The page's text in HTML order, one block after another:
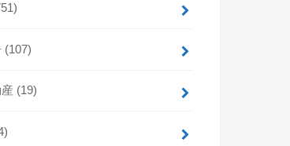
(107)
(19)